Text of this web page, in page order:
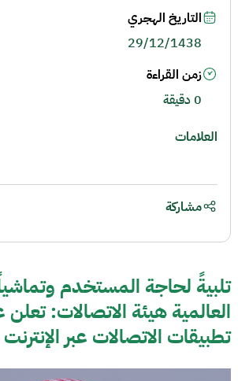
تلبيةً لحاجة المستخدم
العالمية هيئة الاتصالات:
تطبيقات الاتصالات عبر الإنترنت
التاريخ الهجري
29/12/1438
زمن القراءة
0 دقيقة
العلامات
مشاركة